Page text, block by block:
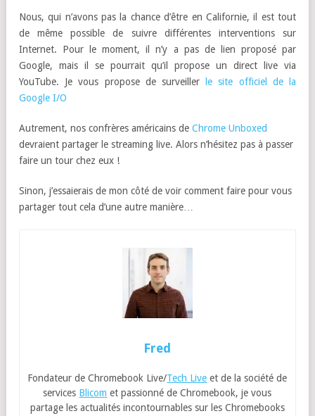
Nous, qui n’avons pas la chance d’être en Californie, il est tout
de même possible de suivre différentes interventions sur
Internet. Pour le moment, il n’y a pas de lien proposé par
Google, mais il se pourrait qu’il propose un direct live via
YouTube. Je vous propose de surveiller
le site officiel de la
Google I/O
Autrement, nos confrères américains de Chrome Unboxed
devraient partager le streaming live. Alors n’hésitez pas à passer
faire un tour chez eux !
Sinon, j’essaierais de mon côté de voir comment faire pour vous
partager tout cela d’une autre manière…
Fred
Fondateur de Chromebook Live/Tech Live et de la société de
services Blicom et passionné de Chromebook, je vous
partage les actualités incontournables sur les Chromebooks